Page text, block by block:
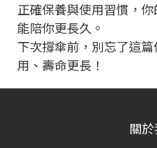
正確保養與使用習慣，
能陪你更長久。
下次撐傘前，別忘了這
用、壽命更長！
關